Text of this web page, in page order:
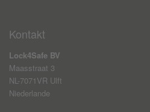
Kontakt
Lock4Safe BV
Maasstraat 3
NL-7071VR Ulft
Niederlande